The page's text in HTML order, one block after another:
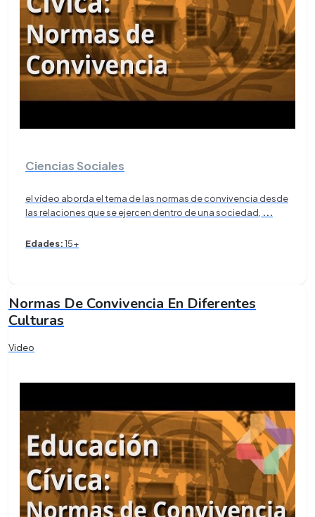
Ciencias Sociales
el vídeo aborda el tema de las normas de convivencia desde
las relaciones que se ejercen dentro de una sociedad, ...
Edades:15+
Normas De Convivencia En Diferentes
Culturas
Video